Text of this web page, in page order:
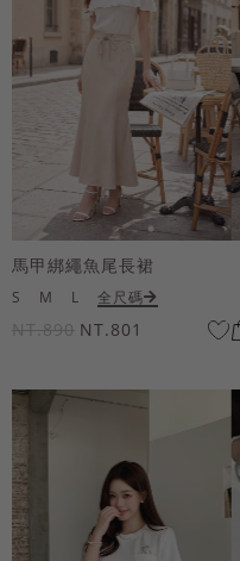
馬甲綁繩魚尾長裙
S M L 全尺碼
NT.890 NT.801